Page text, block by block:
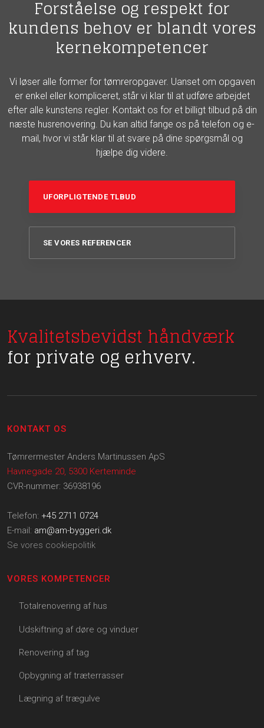
Forståelse og respekt for
kundens behov er blandt vores
kernekompetencer
Vi løser alle former for tømreropgaver. Uanset om opgaven
er enkel eller kompliceret, står vi klar til at udføre arbejdet
efter alle kunstens regler. Kontakt os for et billigt tilbud på din
næste husrenovering. Du kan altid fange os på telefon og e-
mail, hvor vi står klar til at svare på dine spørgsmål og
hjælpe dig videre.
UFORPLIGTENDE TLBUD
SE VORES REFERENCER
Kvalitetsbevidst håndværk
for private og erhverv.
KONTAKT OS
Tømrermester Anders Martinussen ApS
Havnegade 20, 5300 Kerteminde
CVR-nummer: 36938196
Telefon: +45 2711 0724
E-mail: am@am-byggeri.dk
Se vores cookiepolitik
VORES KOMPETENCER
Totalrenovering af hus
Udskiftning af døre og vinduer
Renovering af tag
Opbygning af træterrasser
Lægning af trægulve